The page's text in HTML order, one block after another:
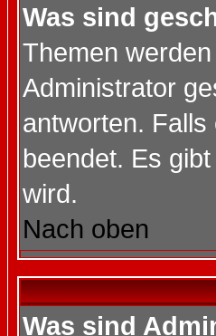
Was sind
Themen
Administrator
antworten.
beendet. Es
wird.
Nach oben
Was sind